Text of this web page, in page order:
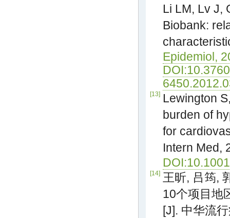
Li LM, Lv J,
Biobank:
Epidemiol,
[13]
Lewington
burden of
for
Intern Med,
[14] 王昕, 吕筠,
10个项目地
[J]. 中华流